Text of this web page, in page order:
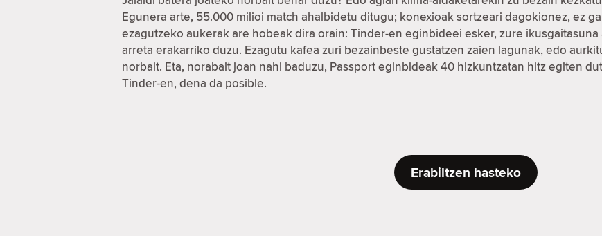
Egunera arte, 55.000 milioi match ahalbidetu ditugu; konexioak sortzeari dagokionez, ez
ezagutzeko aukerak are hobeak dira orain: Tinder-en eginbideei esker, zure
arreta erakarriko duzu. Ezagutu kafea zuri bezainbeste gustatzen zaien lagunak, edo
norbait. Eta, norabait joan nahi baduzu, Passport eginbideak 40 hizkuntzatan hitz egiten
Tinder-en, dena da posible.
Erabiltzen hasteko